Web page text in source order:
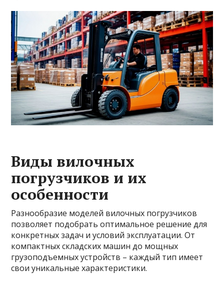
Виды вилочных
погрузчиков и их
особенности
Разнообразие моделей вилочных погрузчиков
позволяет подобрать оптимальное решение для
конкретных задач и условий эксплуатации. От
компактных складских машин до мощных
грузоподъемных устройств – каждый тип имеет
свои уникальные характеристики.